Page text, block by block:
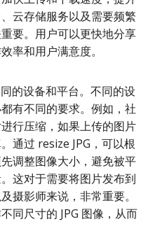
云存储服务以及需要频繁
要。用户可以更快地分享
率和用户满意度。
的设备和平台。不同的设
有不同的要求。例如，社
行压缩，如果上传的图片
通过 resize JPG，可以根
调整图像大小，避免被平
这对于需要将图片发布到
摄影师来说，非常重要。
同尺寸的 JPG 图像，从而